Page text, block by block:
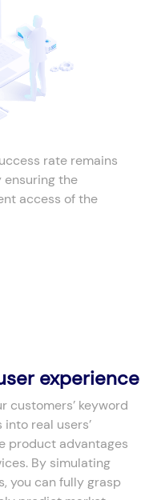
rate remains
ensuring the
access of the
experience
customers’ keyword
real users’
product advantages
By simulating
you can fully grasp